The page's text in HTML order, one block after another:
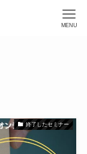
MENU
終了したセミナー